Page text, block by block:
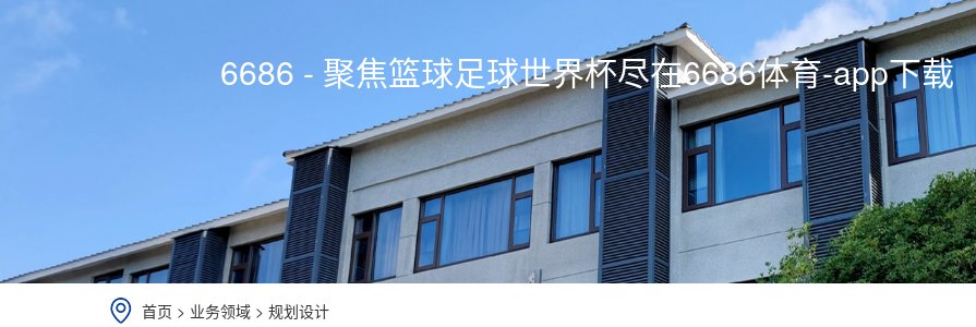
6686 - 聚焦篮球足球世界杯尽在6686体育-app下载
首页 > 业务领域 >规划设计